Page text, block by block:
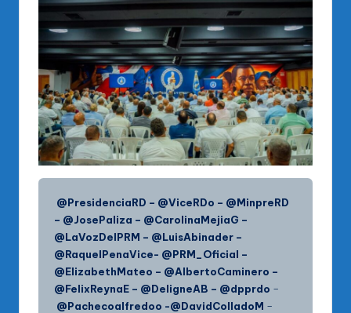
@PresidenciaRD – @ViceRDo – @MinpreRD
– @JosePaliza – @CarolinaMejiaG –
@LaVozDelPRM – @LuisAbinader –
@RaquelPenaVice- @PRM_Oficial –
@ElizabethMateo – @AlbertoCaminero –
@FelixReynaE – @DeligneAB – @dpprdo –
@Pachecoalfredoo -@DavidColladoM –